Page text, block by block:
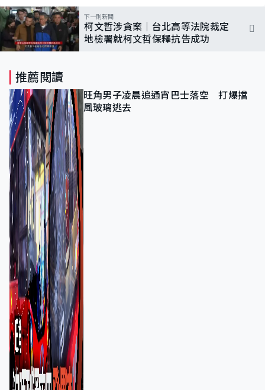
下一則新聞
柯文哲涉貪案｜台北高等法院裁定
地檢署就柯文哲保釋抗告成功
推薦閱讀
旺角男子凌晨追通宵巴士落空 打爆擋
風玻璃逃去